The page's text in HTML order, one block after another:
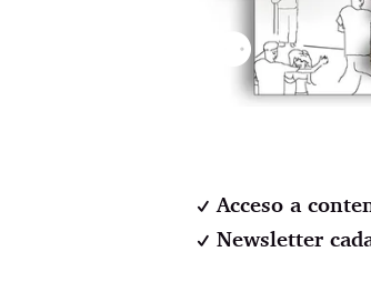
⚉
Acceso a
Newsletter